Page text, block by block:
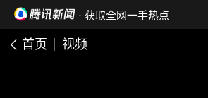
· 获取全网一手热点
首页 视频